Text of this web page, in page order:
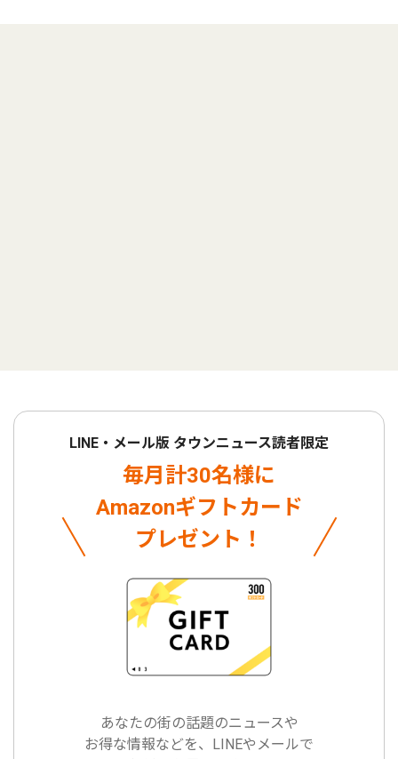
LINE・メール版 タウンニュース読者限定
毎月計30名様に
Amazonギフトカード
プレゼント！
あなたの街の話題のニュースや
お得な情報などを、LINEやメールで